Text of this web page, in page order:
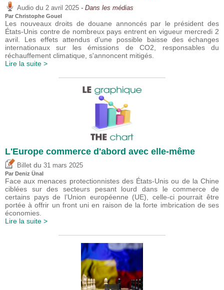
Audio du 2 avril 2025 - Dans les médias
Par Christophe Gouel
Les nouveaux droits de douane annoncés par le président des
États-Unis contre de nombreux pays entrent en vigueur mercredi 2
avril. Les effets attendus d'une possible baisse des échanges
internationaux sur les émissions de CO2, responsables du
réchauffement climatique, s'annoncent mitigés.
Lire la suite >
L'Europe commerce d'abord avec elle-même
Billet du 31 mars 2025
Par Deniz Ünal
Face aux menaces protectionnistes des États-Unis ou de la Chine
ciblées sur des secteurs pesant lourd dans le commerce de
certains pays de l’Union européenne (UE), celle-ci pourrait être
portée à offrir un front uni en raison de la forte imbrication de ses
économies.
Lire la suite >